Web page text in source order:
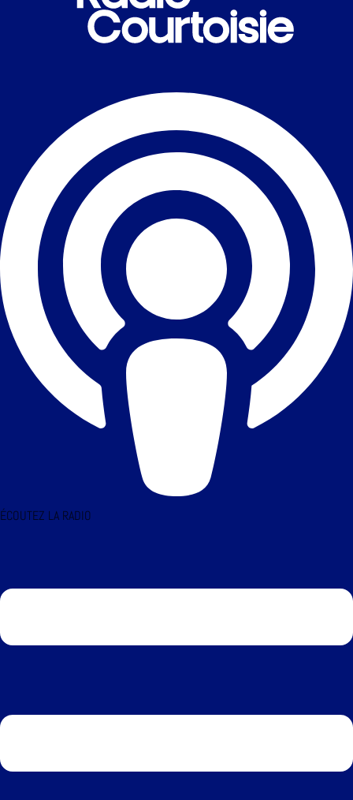
ÉCOUTEZ LA RADIO